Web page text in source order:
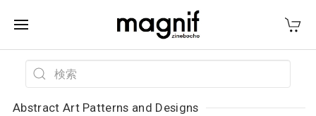
Abstract Art Patterns and Designs